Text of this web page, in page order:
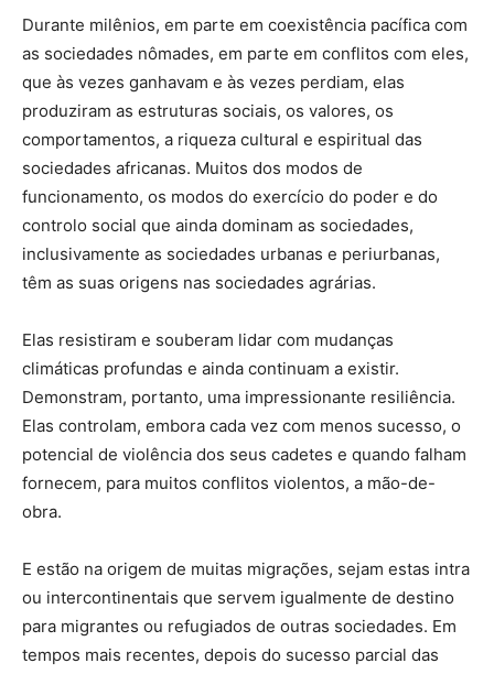
Durante milênios, em parte em coexistência pacífica com
as sociedades nômades, em parte em conflitos com eles,
que às vezes ganhavam e às vezes perdiam, elas
produziram as estruturas sociais, os valores, os
comportamentos, a riqueza cultural e espiritual das
sociedades africanas. Muitos dos modos de
funcionamento, os modos do exercício do poder e do
controlo social que ainda dominam as sociedades,
inclusivamente as sociedades urbanas e periurbanas,
têm as suas origens nas sociedades agrárias.
Elas resistiram e souberam lidar com mudanças
climáticas profundas e ainda continuam a existir.
Demonstram, portanto, uma impressionante resiliência.
Elas controlam, embora cada vez com menos sucesso, o
potencial de violência dos seus cadetes e quando falham
fornecem, para muitos conflitos violentos, a mão-de-
obra.
E estão na origem de muitas migrações, sejam estas intra
ou intercontinentais que servem igualmente de destino
para migrantes ou refugiados de outras sociedades. Em
tempos mais recentes, depois do sucesso parcial das